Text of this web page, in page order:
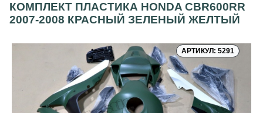
КОМПЛЕКТ ПЛАСТИКА HONDA CBR600RR
2007-2008 КРАСНЫЙ ЗЕЛЕНЫЙ ЖЕЛТЫЙ
АРТИКУЛ: 5291